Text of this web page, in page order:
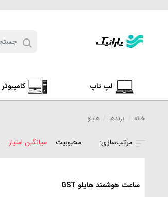
لپ تاپ کامپیوتر
خانه برندها هایلو
محبوبیت میانگین امتیاز
ساعت هوشمند هایلو GST